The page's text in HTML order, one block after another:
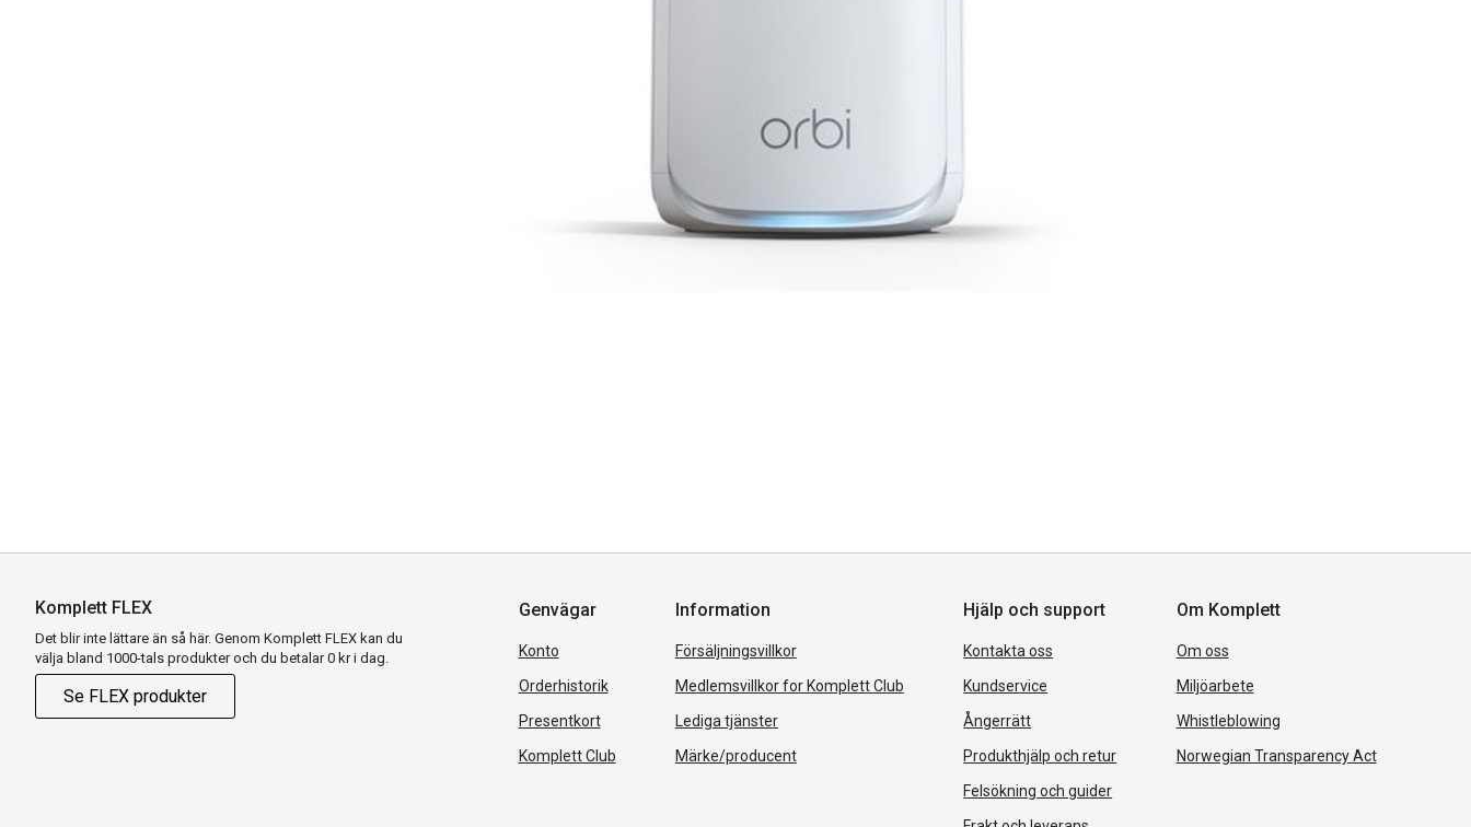
Komplett FLEX
Det blir inte lättare än så här. Genom Komplett FLEX kan du
välja bland 1000-tals produkter och du betalar 0 kr i dag.
Se FLEX produkter
Genvägar
Konto
Orderhistorik
Presentkort
Komplett Club
Information
Försäljningsvillkor
Medlemsvillkor for Komplett Club
Lediga tjänster
Märke/producent
Hjälp och support
Kontakta oss
Kundservice
Ångerrätt
Produkthjälp och retur
Felsökning och guider
Om Komplett
Om oss
Miljöarbete
Whistleblowing
Norwegian Transparency Act